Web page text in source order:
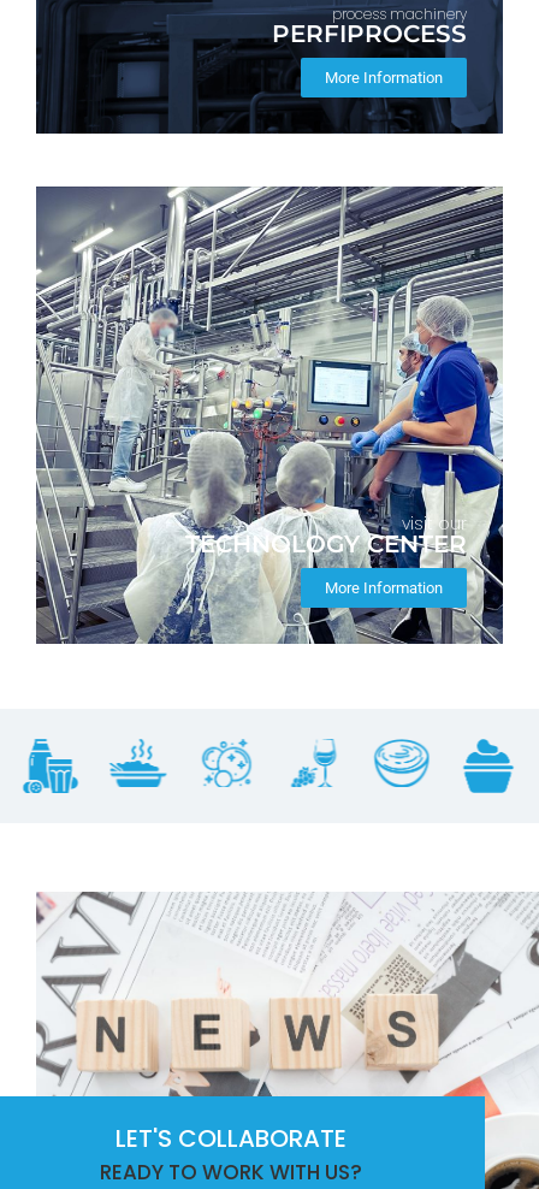
process machinery
PERFIPROCESS
More Information
visit our
TECHNOLOGY CENTER
More Information
LET'S COLLABORATE
READY TO WORK WITH US?